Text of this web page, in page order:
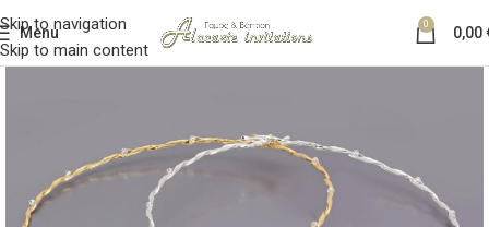
Skip to navigation
Skip to main content
Menu 0 0,00